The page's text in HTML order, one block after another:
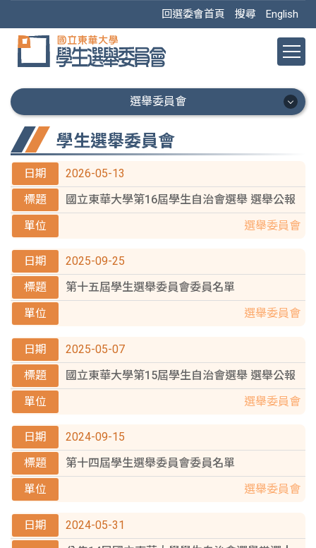
到
容
區
回選委會首頁 搜尋 English
選舉委員會
選舉委員會
歷屆選舉
選舉法規彙編
學生選舉委員會
2026-05-13
國立東華大學第16屆學生自治會選舉 選舉公報
選舉委員會
2025-09-25
第十五屆學生選舉委員會委員名單
選舉委員會
2025-05-07
國立東華大學第15屆學生自治會選舉 選舉公報
選舉委員會
2024-09-15
第十四屆學生選舉委員會委員名單
選舉委員會
2024-05-31